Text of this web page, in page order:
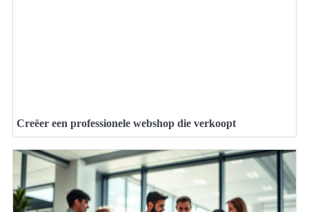
Creëer een professionele webshop die verkoopt